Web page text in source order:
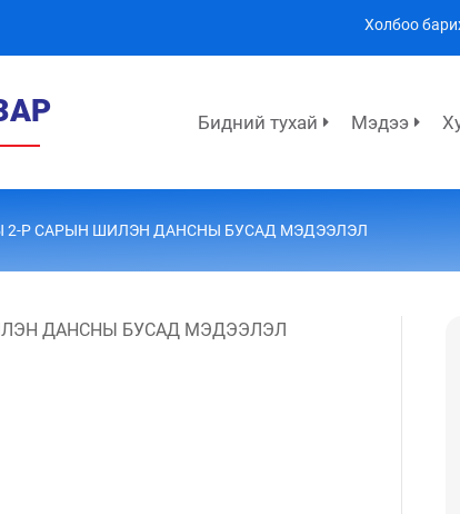
Холбоо
Бидний тухай Мэдээ
2-Р САРЫН ШИЛЭН ДАНСНЫ БУСАД МЭДЭЭЛЭЛ